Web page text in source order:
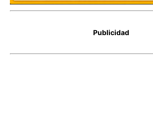
Publicidad